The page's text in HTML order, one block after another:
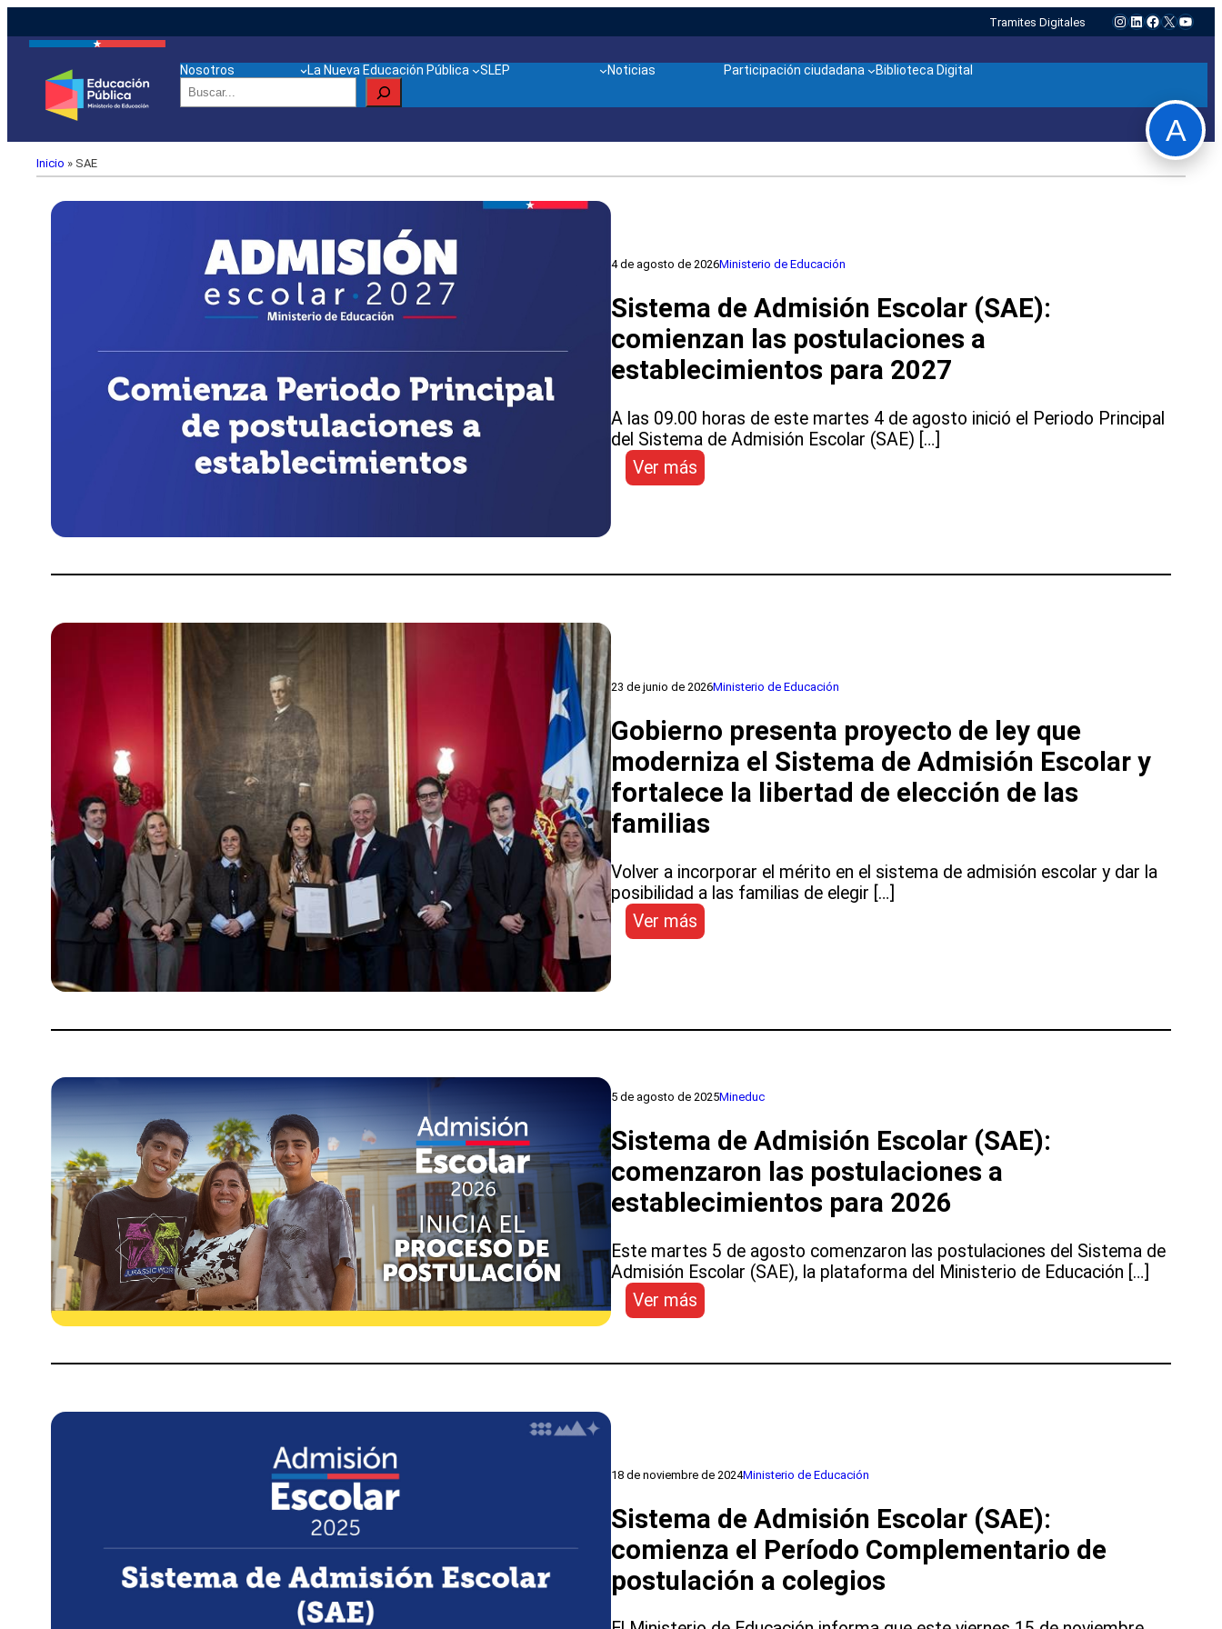
Tramites Digitales Instagram
LinkedIn
Facebook
X
Nosotros La Nueva Educación Pública SLEP Noticias Participación ciudadana
Biblioteca Digital
Buscar
Inicio » SAE
4 de agosto de 2026Ministerio de Educación
Sistema de Admisión Escolar (SAE):
comienzan las postulaciones a
establecimientos para 2027
A las 09.00 horas de este martes 4 de agosto inició el Periodo Principal
del Sistema de Admisión Escolar (SAE) […]
Ver más
Sistema
(SAE):
para
23 de junio de 2026Ministerio de Educación
Gobierno presenta proyecto de ley que
moderniza el Sistema de Admisión Escolar y
fortalece la libertad de elección de las
familias
Volver a incorporar el mérito en el sistema de admisión escolar y dar la
posibilidad a las familias de elegir […]
Ver más
Gobierno
ley
el
Admisión
Escolar
y
fortalece
libertad
de
de
familias
5 de agosto de 2025Mineduc
Sistema de Admisión Escolar (SAE):
comenzaron las postulaciones a
establecimientos para 2026
Este martes 5 de agosto comenzaron las postulaciones del Sistema de
Admisión Escolar (SAE), la plataforma del Ministerio de Educación […]
Ver más
Sistema
Admisión
postulaciones
establecimientos
para
2026
18 de noviembre de 2024Ministerio de Educación
Sistema de Admisión Escolar (SAE):
comienza el Período Complementario de
postulación a colegios
A